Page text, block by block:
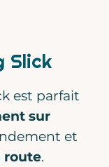
Slick
est parfait
sur
et
route.